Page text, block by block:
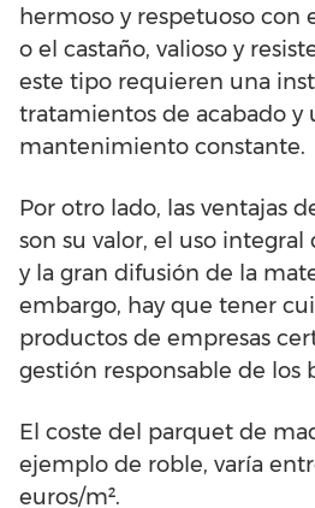
hermoso y respetuoso
o el castaño, valioso y
este tipo requieren una
tratamientos de acabado y
mantenimiento constante.
Por otro lado, las ventajas
son su valor, el uso
y la gran difusión de la
embargo, hay que tener
productos de empresas
gestión responsable de los
El coste del parquet de
ejemplo de roble, varía
euros/m².